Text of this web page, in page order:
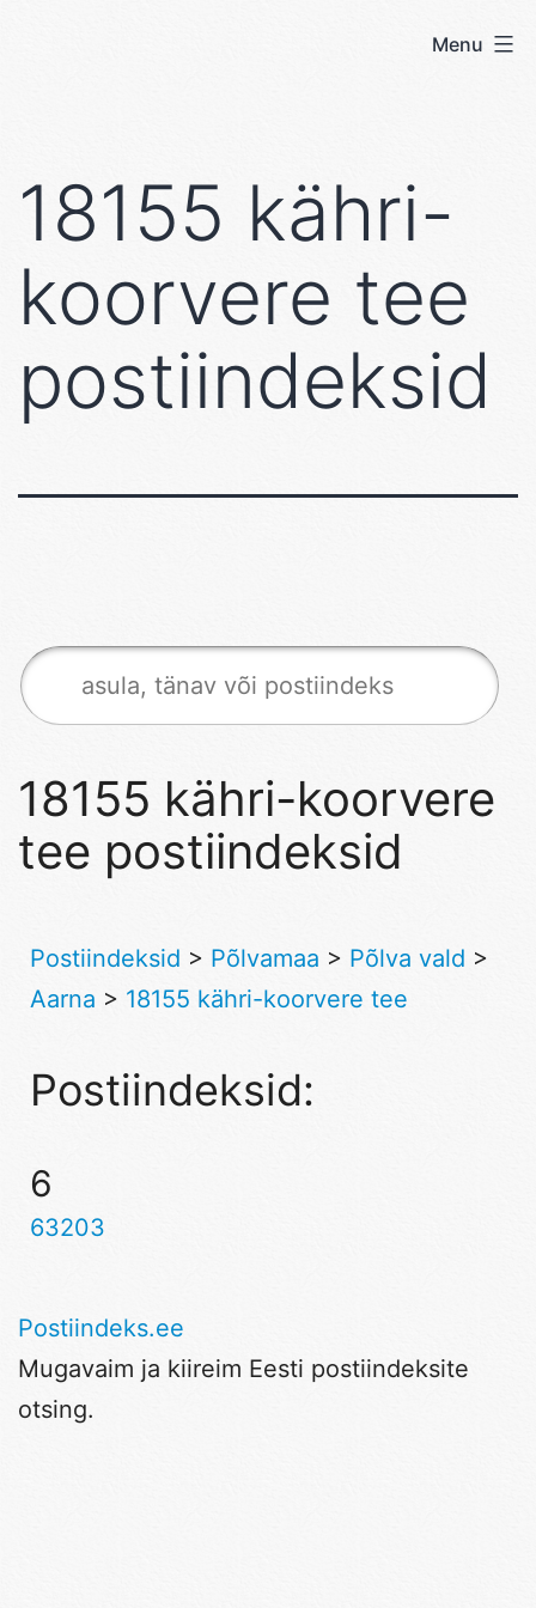
Menu
18155 kähri-
koorvere tee
postiindeksid
18155 kähri-koorvere
tee postiindeksid
Postiindeksid > Põlvamaa > Põlva vald >
Aarna > 18155 kähri-koorvere tee
Postiindeksid:
6
63203
Postiindeks.ee
Mugavaim ja kiireim Eesti postiindeksite
otsing.